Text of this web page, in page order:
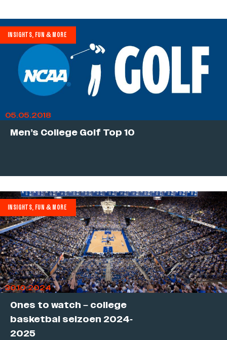
INSIGHTS, FUN & MORE
05.05.2018
Men’s College Golf Top 10
INSIGHTS, FUN & MORE
30.10.2024
Ones to watch – college
basketbal seizoen 2024-
2025